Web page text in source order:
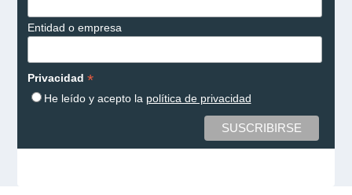
Entidad o empresa
Privacidad *
He leído y acepto la política de privacidad